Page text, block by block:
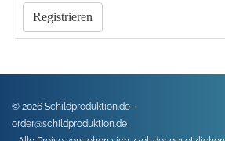
Registrieren
© 2026 Schildproduktion.de -
order@schildproduktion.de